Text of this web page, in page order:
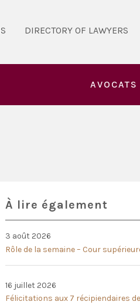
DIRECTORY OF LAWYERS
AVOCATS
À lire également
3 août 2026
Rôle de la semaine – Cour
16 juillet 2026
Félicitations aux 7 récipiendaires